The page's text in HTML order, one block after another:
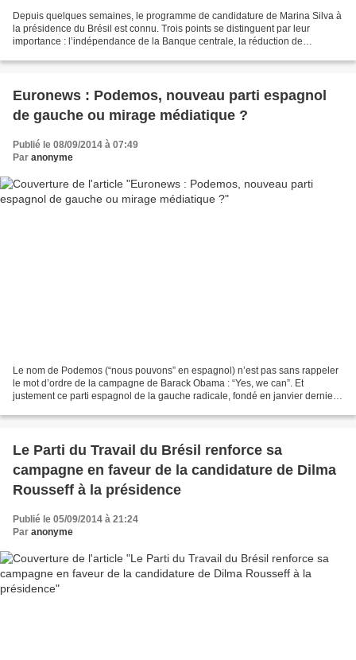
Depuis quelques semaines, le programme de candidature de Marina Silva à
la présidence du Brésil est connu. Trois points se distinguent par leur
importance : l’indépendance de la Banque centrale, la réduction de
Euronews : Podemos, nouveau parti espagnol
de gauche ou mirage médiatique ?
Publié le 08/09/2014 à 07:49
Par anonyme
Le nom de Podemos (“nous pouvons” en espagnol) n’est pas sans rappeler
le mot d’ordre de la campagne de Barack Obama : “Yes, we can”. Et
justement ce parti espagnol de la gauche radicale, fondé en janvier dernier,
Le Parti du Travail du Brésil renforce sa
campagne en faveur de la candidature de Dilma
Rousseff à la présidence
Publié le 05/09/2014 à 21:24
Par anonyme